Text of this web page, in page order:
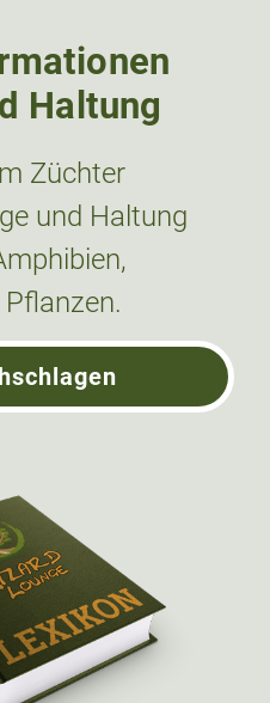
Haltung
Züchter
und Haltung